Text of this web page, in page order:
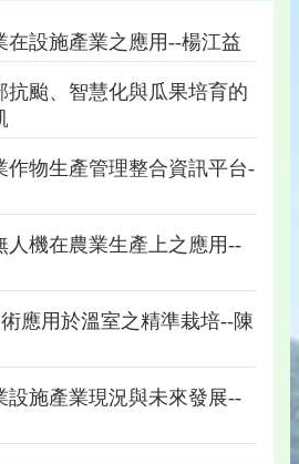
在設施產業之應用--楊江益
抗颱、智慧化與瓜果培育的
作物生產管理整合資訊平台-
人機在農業生產上之應用--
應用於溫室之精準栽培--陳
設施產業現況與未來發展--